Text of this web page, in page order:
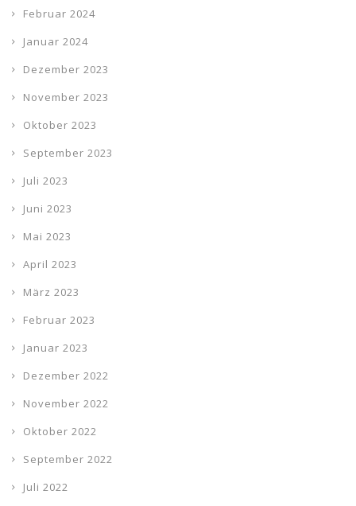
Februar 2024
Januar 2024
Dezember 2023
November 2023
Oktober 2023
September 2023
Juli 2023
Juni 2023
Mai 2023
April 2023
März 2023
Februar 2023
Januar 2023
Dezember 2022
November 2022
Oktober 2022
September 2022
Juli 2022